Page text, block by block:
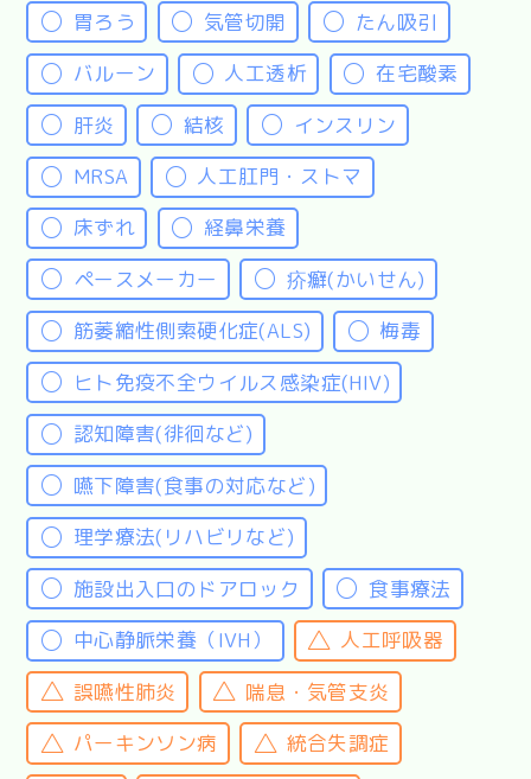
胃ろう 気管切開
たん吸引
バルーン
人工透析
在宅酸素
肝炎
結核
インスリン
MRSA
人工肛門・ストマ
床ずれ
経鼻栄養
ペースメーカー
疥癬(かいせん)
筋萎縮性側索硬化症(ALS)
梅毒
ヒト免疫不全ウイルス感染症(HIV)
認知障害(徘徊など)
嚥下障害(食事の対応など)
理学療法(リハビリなど)
施設出入口のドアロック
食事療法
中心静脈栄養（IVH）
人工呼吸器
誤嚥性肺炎
喘息・気管支炎
パーキンソン病
統合失調症